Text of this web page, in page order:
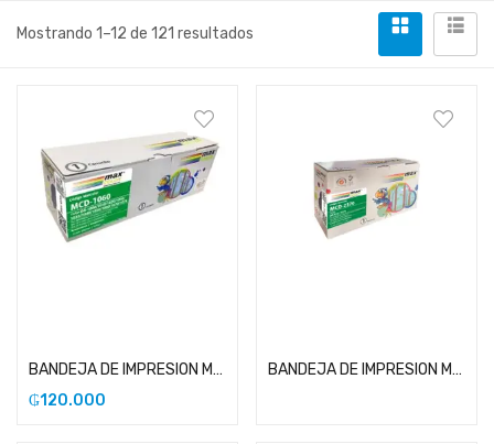
Mostrando 1–12 de 121 resultados
BANDEJA DE IMPRESION MAXCOLOR COMPATIBLE CON BROTHER 1060
₲120.000
BANDEJA DE IMPRESION MAXCOLOR COMPATIBLE CON BROTHER 2370